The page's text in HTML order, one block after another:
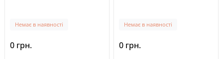
Немає в наявності
0 грн.
Немає в наявності
0 грн.